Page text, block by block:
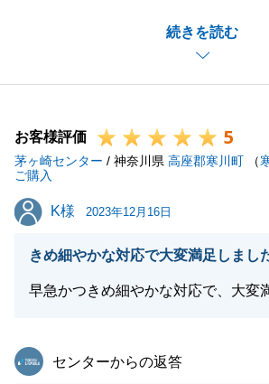
続きを読む
いくこととなり、お持物などのご準
と思いますが、M様のご協力があり
までで出来たこと、重ねて感謝申し
お待ちしております。
お客様評価 5
茅ヶ崎センター / 神奈川県 高座郡寒川町 （
ご購入
K様
K様 2023年12月16日
きめ細やかな対応で大変満足しまし
早急かつきめ細やかな対応で、大変
東急リバブル
センターからの返答